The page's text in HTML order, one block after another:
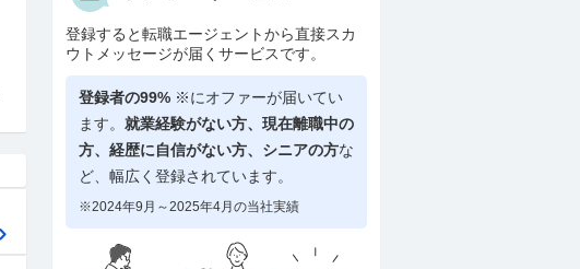
登録すると転職エージェントから直接スカ
ウトメッセージが届くサービスです。
登録者の99% ※にオファーが届いてい
ます。 就業経験がない方、現在離職中の
方、 経歴に自信がない方、シニアの方な
ど、幅広く登録されています。
※2024年9月～2025年4月の当社実績